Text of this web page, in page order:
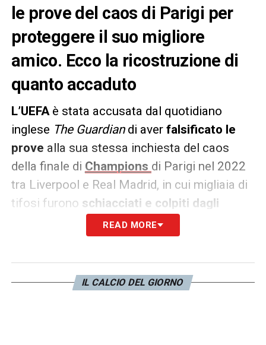
le prove del caos di Parigi per
proteggere il suo migliore
amico. Ecco la ricostruzione di
quanto accaduto
L’UEFA è stata accusata dal quotidiano
inglese The Guardiandi aver falsificato le
prove alla sua stessa inchiesta del caos
della finale di Champions di Parigi nel 2022
tra Liverpool e Real Madrid, in cui migliaia di
tifosi furono schiacciati e colpiti dagli
per gestire l’ordine pubblico.
proteggere Zeljko Pavlica(suo migliore
READ MORE
IL CALCIO DEL GIORNO